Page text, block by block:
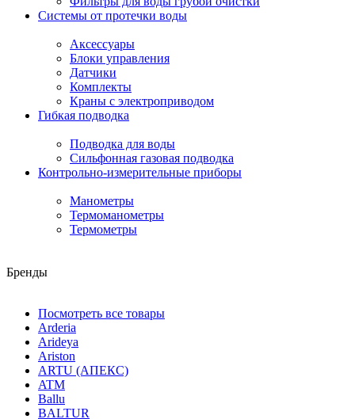
Системы от протечки воды
Аксессуары
Блоки управления
Датчики
Комплекты
Краны с электроприводом
Гибкая подводка
Подводка для воды
Сильфонная газовая подводка
Контрольно-измерительные приборы
Манометры
Термоманометры
Термометры
Бренды
Посмотреть все товары
Arderia
Arideya
Ariston
ARTU (АПЕКС)
ATM
Ballu
BALTUR